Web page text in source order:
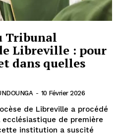
Tribunal
Libreville : pour
dans quelles
- 10 Février 2026
de Libreville a procédé
ecclésiastique de première
institution a suscité